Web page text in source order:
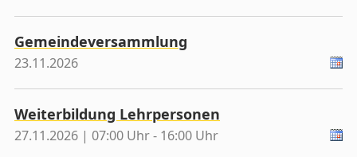
Gemeindeversammlung
23.11.2026
Weiterbildung Lehrpersonen
27.11.2026 | 07:00 Uhr - 16:00 Uhr